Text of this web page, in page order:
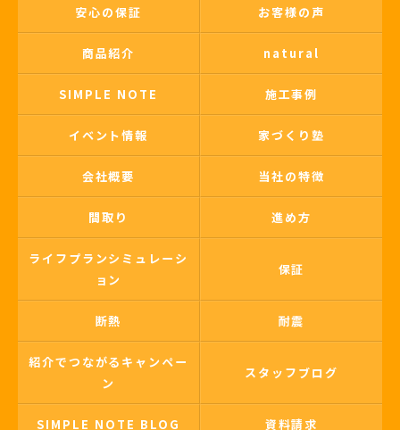
安心の保証 お客様の声
商品紹介 natural
SIMPLE NOTE 施工事例
イベント情報 家づくり塾
会社概要 当社の特徴
間取り 進め方
ライフプランシミュレーシ
ョン
保証
断熱 耐震
紹介でつながるキャンペー
ン
スタッフブログ
SIMPLE NOTE BLOG 資料請求